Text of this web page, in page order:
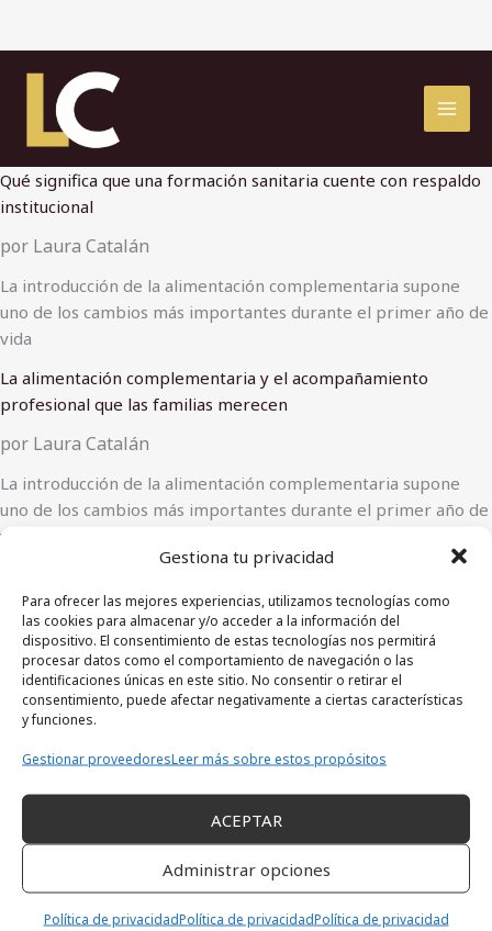
Gestiona tu privacidad
Para ofrecer las mejores experiencias, utilizamos tecnologías como
las cookies para almacenar y/o acceder a la información del
dispositivo. El consentimiento de estas tecnologías nos permitirá
procesar datos como el comportamiento de navegación o las
identificaciones únicas en este sitio. No consentir o retirar el
consentimiento, puede afectar negativamente a ciertas características
y funciones.
Gestionar proveedoresLeer más sobre estos propósitos
ACEPTAR
Administrar opciones
Política de privacidadPolítica de privacidadPolítica de privacidad
contenido
Qué significa que una formación sanitaria cuente con respaldo
institucional
por Laura Catalán
La introducción de la alimentación complementaria supone
uno de los cambios más importantes durante el primer año de
vida
La alimentación complementaria y el acompañamiento
profesional que las familias merecen
por Laura Catalán
La introducción de la alimentación complementaria supone
uno de los cambios más importantes durante el primer año de
vida
por Laura Catalán
Cuando los profesionales no hablan el mismo idioma sobre AC
La necesidad de actualización, coherencia y especialización en
el acompañamiento de la alimentación complementaria UN
MISMO BEBÉ, CONSEJOS DISTINTOS Las recomendaciones
sobre alimentación complementaria han cambiado de forma
protocolo estándar ya no se corresponde con la evidencia
científica actual ni con las guías de las principales sociedades
pediátricas. Sin embargo, esos cambios no…
Cuando
los